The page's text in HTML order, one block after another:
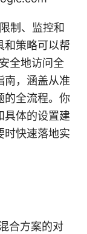
制、监控和
和策略可以帮
全地访问全
南，涵盖从准
的全流程。你
具体的设置建
时快速落地实
合方案的对